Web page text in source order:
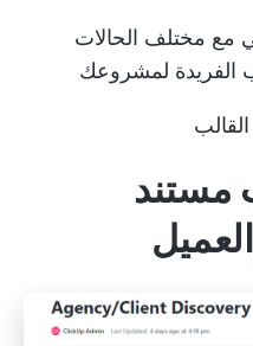
مع مختلف الحالات
الفريدة لمشروعك
مستند